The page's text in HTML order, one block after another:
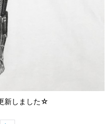
新しました☆